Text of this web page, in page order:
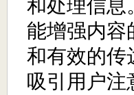
和处理信息
能增强内容
和有效的传
吸引用户注